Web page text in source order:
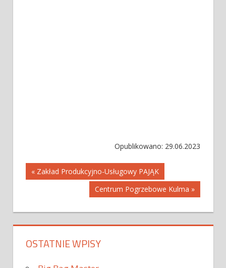
Opublikowano: 29.06.2023
Nawigacja
« Zakład Produkcyjno-Usługowy PAJĄK
Centrum Pogrzebowe Kulma »
OSTATNIE WPISY